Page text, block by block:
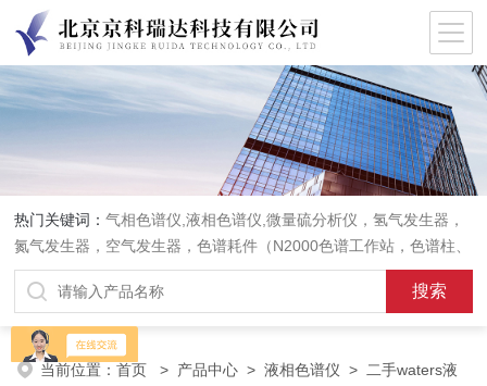
热门关键词：气相色谱仪,液相色谱仪,微量硫分析仪，氢气发生器，
氮气发生器，空气发生器，色谱耗件（N2000色谱工作站，色谱柱、
阀件、进样器、色谱担体），顶空进样器，热解析仪，紫外分光光度
计，原子吸收分光光度计，傅立叶红外光谱仪，分析天平等常规实验
室产品。
当前位置：首页 > 产品中心 >液相色谱仪 > 二手waters液